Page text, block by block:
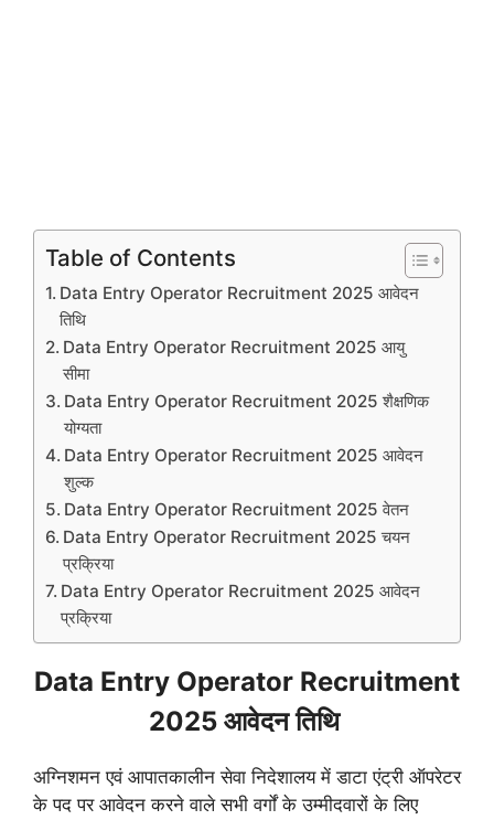
Table of Contents
Data Entry Operator Recruitment 2025 आवेदन
तिथि
Data Entry Operator Recruitment 2025 आयु
सीमा
Data Entry Operator Recruitment 2025 शैक्षणिक
योग्यता
Data Entry Operator Recruitment 2025 आवेदन
शुल्क
Data Entry Operator Recruitment 2025 वेतन
Data Entry Operator Recruitment 2025 चयन
प्रक्रिया
Data Entry Operator Recruitment 2025 आवेदन
प्रक्रिया
Data Entry Operator Recruitment
2025 आवेदन तिथि
अग्निशमन एवं आपातकालीन सेवा निदेशालय में डाटा एंट्री ऑपरेटर
के पद पर आवेदन करने वाले सभी वर्गों के उम्मीदवारों के लिए